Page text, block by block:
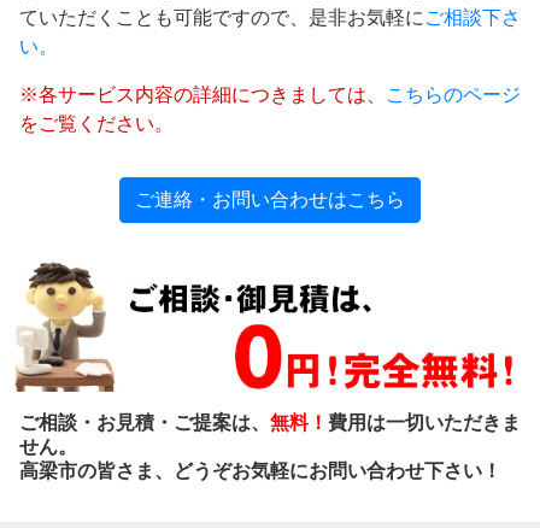
ていただくことも可能ですので、是非お気軽に ご相談下さ
い。
※各サービス内容の詳細につきましては、
こちらのページ
をご覧ください。
ご連絡・お問い合わせはこちら
ご相談・お見積・ご提案は、 無料！ 費用は一切いただきま
せん。
高梁市の皆さま、どうぞお気軽にお問い合わせ下さい！